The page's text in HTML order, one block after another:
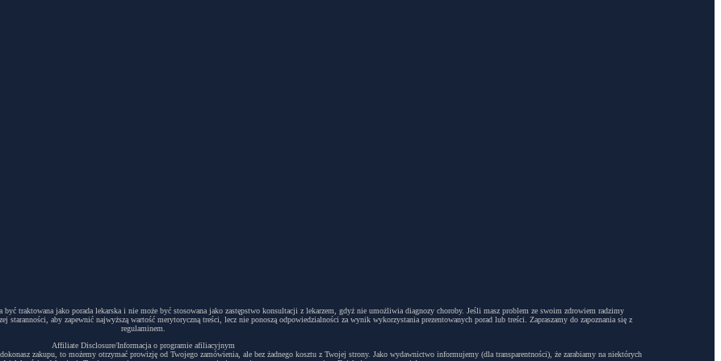
traktowana jako porada lekarska i nie może być stosowana jako zastępstwo konsultacji z lekarzem, gdyż nie umożliwia diagnozy choroby. Jeśli masz problem ze swoim zdrowiem radzimy
aby zapewnić najwyższą wartość merytoryczną treści, lecz nie ponoszą odpowiedzialności za wynik wykorzystania prezentowanych porad lub treści. Zapraszamy do zapoznania się z
regulaminem.
Affiliate Disclosure/Informacja o programie afiliacyjnym
zakupu, to możemy otrzymać prowizję od Twojego zamówienia, ale bez żadnego kosztu z Twojej strony. Jako wydawnictwo informujemy (dla transparentności), że zarabiamy na niektórych